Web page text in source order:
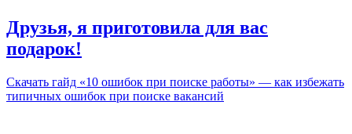
Друзья, я приготовила для вас
подарок!
Скачать гайд «10 ошибок при поиске работы» — как избежать
типичных ошибок при поиске вакансий